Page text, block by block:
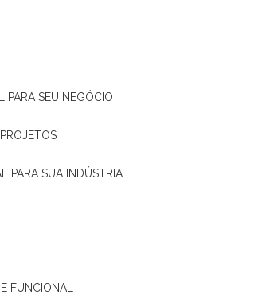
PARA SEU NEGÓCIO
PARA SUA INDÚSTRIA
FUNCIONAL